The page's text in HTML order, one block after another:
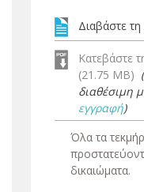
Διαβάστε
Κατεβάστε
(21.75 MB)
διαθέσιμη
εγγραφή)
Όλα τα
δικαιώματα.